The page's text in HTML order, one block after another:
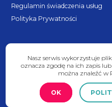
Regulamin świadczenia usług
Polityka Prywatności
2026 ©
Nasz serwis wykorzystuje
oznacza zgodę na ich zapis
można znaleźć w
OK